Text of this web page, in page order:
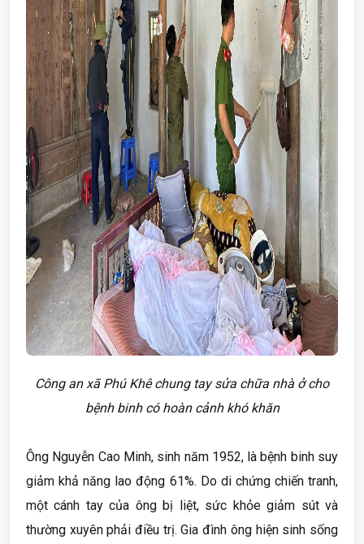
Công an xã Phú Khê chung tay sửa chữa nhà ở cho
bệnh binh có hoàn cảnh khó khăn
Ông Nguyễn Cao Minh, sinh năm 1952, là bệnh binh suy
giảm khả năng lao động 61%. Do di chứng chiến tranh,
một cánh tay của ông bị liệt, sức khỏe giảm sút và
thường xuyên phải điều trị. Gia đình ông hiện sinh sống